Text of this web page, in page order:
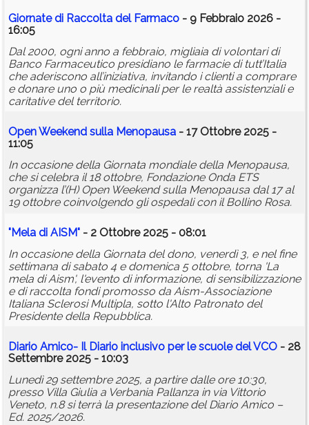
Giornate di Raccolta del Farmaco - 9 Febbraio 2026 -
16:05
Dal 2000, ogni anno a febbraio, migliaia di volontari di
Banco Farmaceutico presidiano le farmacie di tutt’Italia
che aderiscono all’iniziativa, invitando i clienti a comprare
e donare uno o più medicinali per le realtà assistenziali e
caritative del territorio.
Open Weekend sulla Menopausa - 17 Ottobre 2025 -
11:05
In occasione della Giornata mondiale della Menopausa,
che si celebra il 18 ottobre, Fondazione Onda ETS
organizza l’(H) Open Weekend sulla Menopausa dal 17 al
19 ottobre coinvolgendo gli ospedali con il Bollino Rosa.
"Mela di AISM" - 2 Ottobre 2025 - 08:01
In occasione della Giornata del dono, venerdì 3, e nel fine
settimana di sabato 4 e domenica 5 ottobre, torna 'La
mela di Aism', l'evento di informazione, di sensibilizzazione
e di raccolta fondi promosso da Aism-Associazione
Italiana Sclerosi Multipla, sotto l'Alto Patronato del
Presidente della Repubblica.
Diario Amico- Il Diario inclusivo per le scuole del VCO - 28
Settembre 2025 - 10:03
Lunedì 29 settembre 2025, a partire dalle ore 10:30,
presso Villa Giulia a Verbania Pallanza in via Vittorio
Veneto, n.8 si terrà la presentazione del Diario Amico –
Ed. 2025/2026.